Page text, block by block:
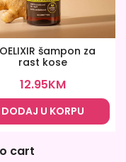
šampon za
rast kose
12.95KM
DODAJ U KORPU
cart